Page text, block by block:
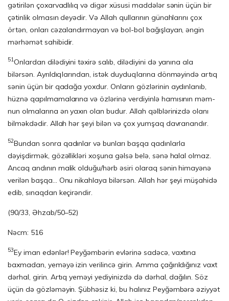
gətirilən çoxarvadlılıq və di­gər xüsusi maddələr sənin üçün bir
çətinlik olmasın deyədir. Və Allah qullarının gü­nahlarını çox
örtən, onları cəzalandırmayan və bol-bol bağışlayan, əngin
mər­hə­mət sahibidir.
51Onlardan dilədiyini təxirə salıb, dilədiyini də yanına ala
bilərsən. Ayrıldıqla­rın­dan, istək duyduqlarına dönməyində artıq
sənin üçün bir qadağa yoxdur. Onların göz­lə­rinin aydınlanıb,
hüznə qapılmamalarına və özlərinə verdiyinlə hamısının məm­
nun olmalarına ən yaxın olan budur. Allah qəlblərinizdə olanı
bilməkdədir. Allah hər şeyi bilən və çox yumşaq davranandır.
52Bundan sonra qadınlar və bunları başqa qadınlarla
dəyişdirmək, gözəllikləri xoşuna gəlsə belə, sənə halal olmaz.
Ancaq andının malik olduğu/hərb əsiri olaraq sənin himayənə
verilən başqa… Onu nikahlaya bilərsən. Allah hər şeyi müşahidə
edib, sınaqdan keçirəndir.
(90/33, Əhzab/50–52)
Nəcm: 516
53Ey iman edənlər! Peyğəmbərin evlərinə sadəcə, vaxtına
baxmadan, yeməyə izin verilincə girin. Amma çağırıldığınız vaxt
dərhal, girin. Artıq yeməyi yediyinizdə də dərhal, dağılın. Söz
üçün də gözləməyin. Şübhəsiz ki, bu halınız Peyğəmbərə əziy­yət